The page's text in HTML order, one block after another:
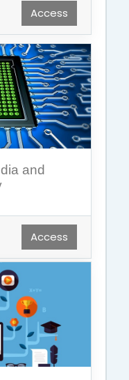
Access
and
Access